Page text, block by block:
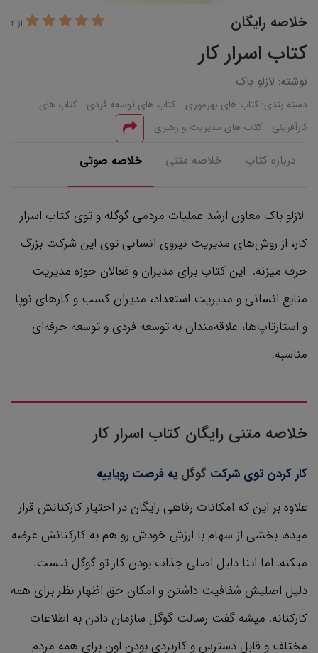
خلاصه رایگان از 4
کتاب اسرار کار
نوشته: لازلو باک
دسته بندی: کتاب های بهره‌وری کتاب های توسعه فردی
کتاب های
کارآفرینی
کتاب های مدیریت و رهبری
درباره کتاب خلاصه متنی خلاصه صوتی
لازلو باک معاون ارشد عملیات مردمی گوگله و توی کتاب اسرار
کار، از روش‌های مدیریت نیروی انسانی توی این شرکت بزرگ
حرف میزنه. این کتاب برای مدیران و فعالان حوزه مدیریت
منابع انسانی و مدیریت استعداد، مدیران کسب و کارهای نوپا
و استارتاپ‌ها، علاقه‌مندان به توسعه فردی و توسعه حرفه‌ای
مناسبه!
خلاصه متنی رایگان کتاب اسرار کار
کار کردن توی شرکت گوگل یه فرصت رویاییه
علاوه بر این که امکانات رفاهی رایگان در اختیار کارکنانش قرار
میده، بخشی از سهام با ارزش خودش رو هم به کارکنانش عرضه
میکنه. اما اینا دلیل اصلی جذاب بودن کار تو گوگل نیست.
دلیل اصلیش شفافیت داشتن و امکان حق اظهار نظر برای همه
کارکنانه. میشه گفت رسالت گوگل سازمان دادن به اطلاعات
مختلف و قابل دسترس و کاربردی بودن اون برای همه مردم